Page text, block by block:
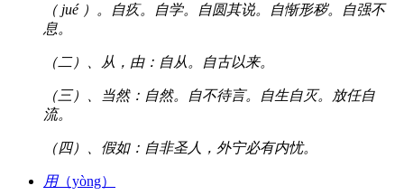
（ jué ）。自疚。自学。自圆其说。自惭形秽。自强不
息。
（二）、从，由：自从。自古以来。
（三）、当然：自然。自不待言。自生自灭。放任自
流。
（四）、假如：自非圣人，外宁必有内忧。
用（yòng）